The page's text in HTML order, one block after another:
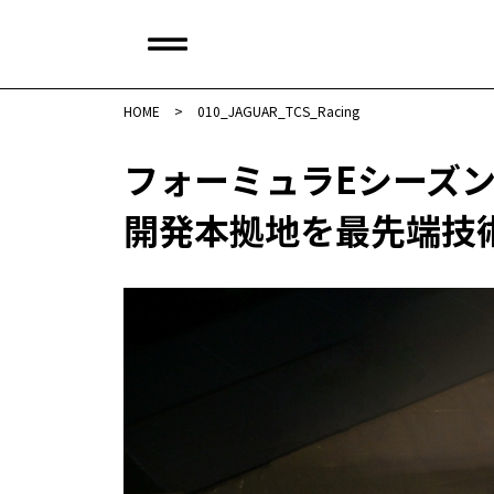
HOME > 010_JAGUAR_TCS_Racing
フォーミュラEシーズ
開発本拠地を最先端